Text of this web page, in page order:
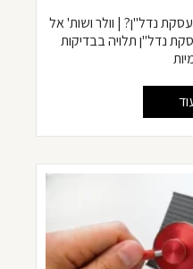
נדל"ן? | וולר ושות' אל
נדל"ן תלויה בבדיקות